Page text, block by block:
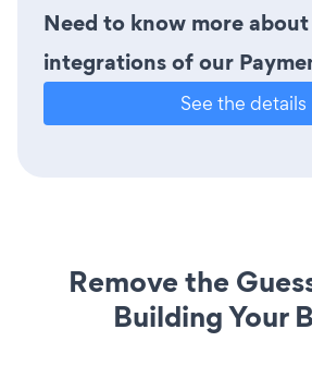
Need to know more
integrations of our
See the details
Remove the
Building Your